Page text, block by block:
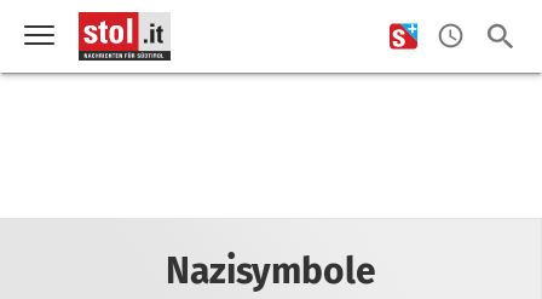
Nazisymbole